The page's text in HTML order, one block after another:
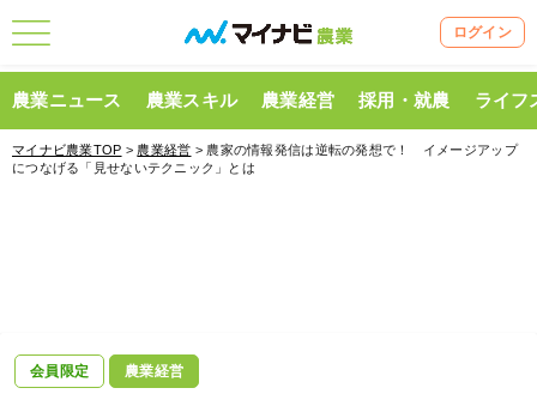
ログイン
農業ニュース 農業スキル 農業経営 採用・就農 ライフ
マイナビ農業TOP > 農業経営 > 農家の情報発信は逆転の発想で！ イメージアップ
につなげる「見せないテクニック」とは
会員限定 農業経営